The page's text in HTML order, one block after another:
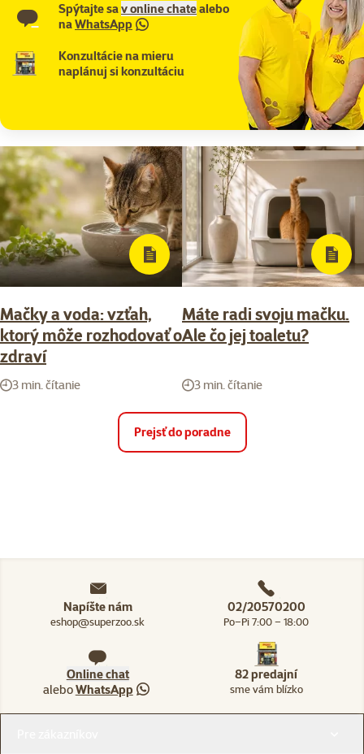
Spýtajte sav online chatealebo
naWhatsApp
Konzultácie na mieru
naplánuj si konzultáciu
Mačky a voda: vzťah,
ktorý môže rozhodovať o
zdraví
3 min. čítanie
Máte radi svoju mačku.
Ale čo jej toaletu?
3 min. čítanie
Prejsť do poradne
Napíšte nám
eshop@superzoo.sk
02/20570200
Po–Pi 7:00 – 18:00
Online chat
aleboWhatsApp
82 predajní
sme vám blízko